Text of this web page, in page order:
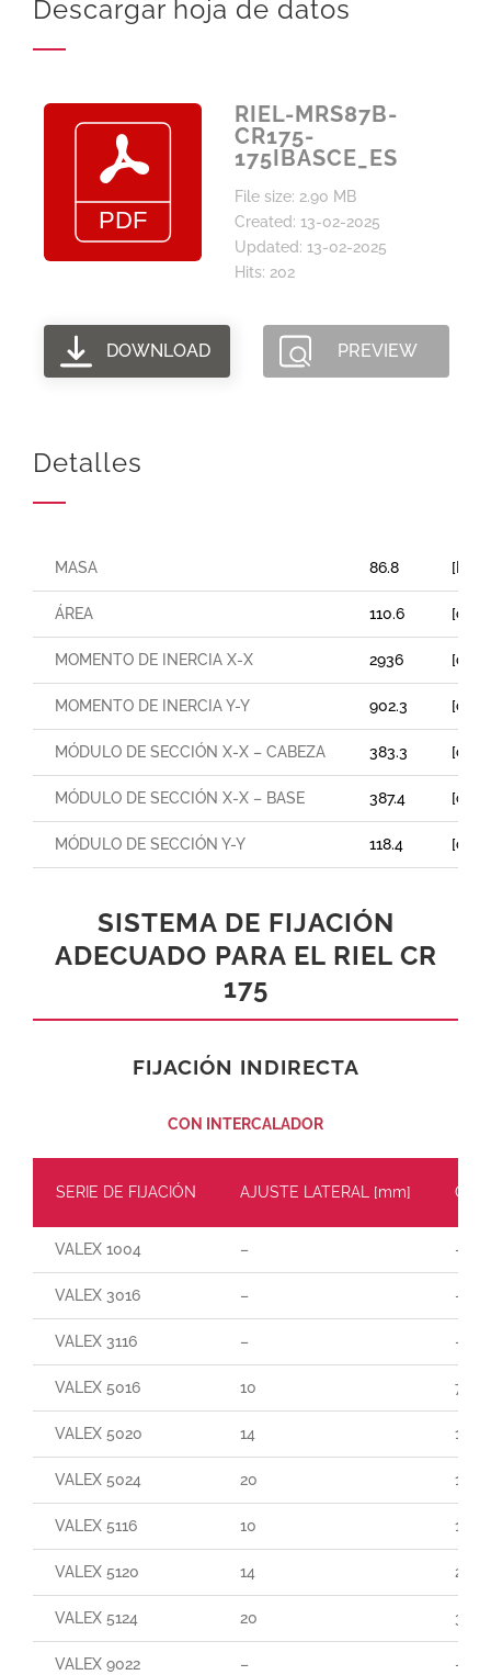
Descargar hoja de datos
RIEL-MRS87B-
CR175-
175IBASCE_ES
File size: 2.90 MB
Created: 13-02-2025
Updated: 13-02-2025
Hits: 202
DOWNLOAD PREVIEW
Detalles
MASA 86.8 [Kg/
ÁREA 110.6 [cm²]
MOMENTO DE INERCIA X-X 2936 [cm⁴]
MOMENTO DE INERCIA Y-Y 902.3 [cm⁴]
MÓDULO DE SECCIÓN X-X – CABEZA 383.3 [cm³]
MÓDULO DE SECCIÓN X-X – BASE 387.4 [cm³]
MÓDULO DE SECCIÓN Y-Y 118.4 [cm³]
SISTEMA DE FIJACIÓN
ADECUADO PARA EL RIEL CR
175
FIJACIÓN INDIRECTA
CON INTERCALADOR
SERIE DE FIJACIÓN AJUSTE LATERAL [mm]
VALEX 1004 – –
VALEX 3016 – –
VALEX 3116 – –
VALEX 5016 10 70
VALEX 5020 14 140
VALEX 5024 20 190
VALEX 5116 10 165
VALEX 5120 14 250
VALEX 5124 20 300
VALEX 9022 – –